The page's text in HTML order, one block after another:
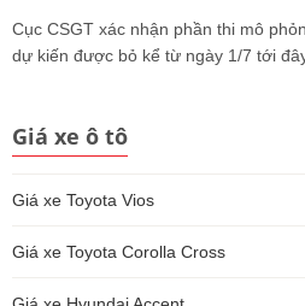
Cục CSGT xác nhận phần thi mô
dự kiến được bỏ kể từ ngày 1/7 tới
Giá xe ô tô
Giá xe Toyota Vios
Giá xe Toyota Corolla Cross